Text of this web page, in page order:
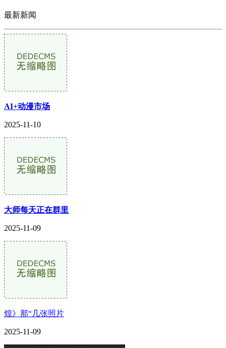
最新新闻
AI+动漫市场
2025-11-10
大师每天正在群里
2025-11-09
煌》那“几张照片
2025-11-09